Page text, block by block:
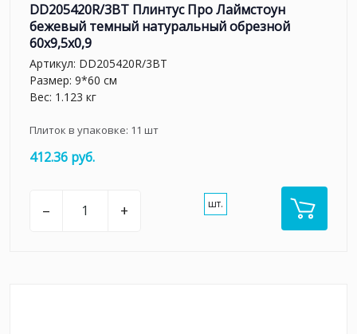
DD205420R/3BT Плинтус Про Лаймстоун
бежевый темный натуральный обрезной
60x9,5x0,9
Артикул: DD205420R/3BT
Размер: 9*60 см
Вес: 1.123 кг
Плиток в упаковке: 11 шт
412.36 руб.
– + шт.